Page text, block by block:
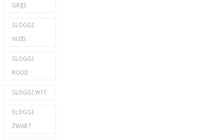
GRIJS
SLOGGI
HUID
SLOGGI
ROOD
SLOGGI WIT
SLOGGI
ZWART